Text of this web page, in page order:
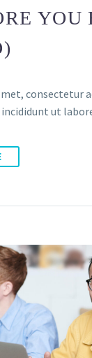
YOU
consectetur
ut